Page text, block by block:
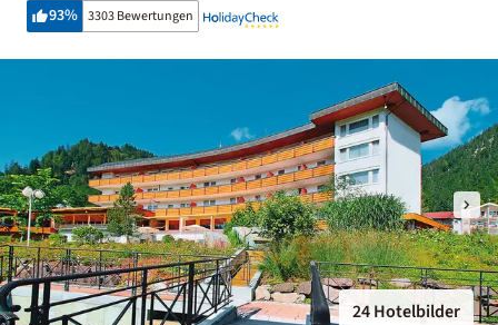
93% 3303 Bewertungen
24 Hotelbilder